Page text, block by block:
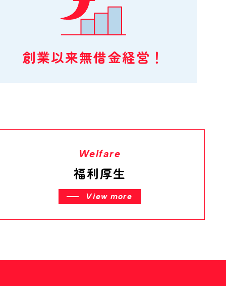
創業以来無借金経営！
Welfare
福利厚生
View more